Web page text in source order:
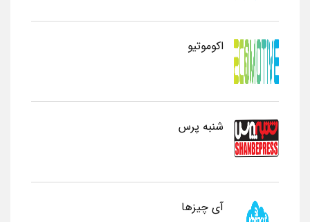
اکوموتیو
شنبه پرس
آی چیزها